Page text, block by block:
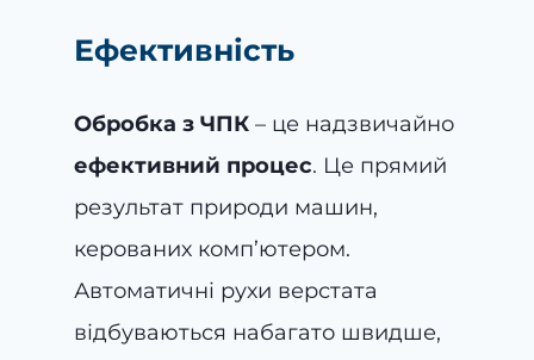
Ефективність
Обробка з ЧПК– це надзвичайно
ефективний процес. Це прямий
результат природи машин,
керованих комп’ютером.
Автоматичні рухи верстата
відбуваються набагато швидше,